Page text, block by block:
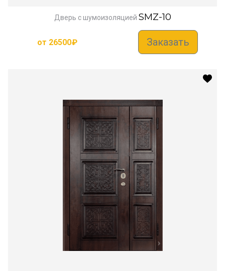
Дверь с шумоизоляцией SMZ-10
от 26500₽ Заказать